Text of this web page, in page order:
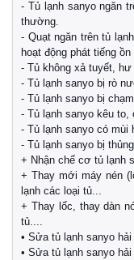
- Tủ lạnh sanyo ngăn
thường.
- Quạt ngăn trên tủ
hoạt động phát tiếng ồn
- Tủ không xả tuyết, hư
- Tủ lạnh sanyo bị rò
- Tủ lạnh sanyo bị
- Tủ lạnh sanyo kêu to,
- Tủ lạnh sanyo có mùi
- Tủ lạnh sanyo bị
+ Nhận chế cơ tủ lạnh
+ Thay mới máy nén
lạnh các loại tủ...
+ Thay lốc, thay dàn
tủ....
• Sửa tủ lạnh sanyo
• Sửa tủ lạnh sanyo